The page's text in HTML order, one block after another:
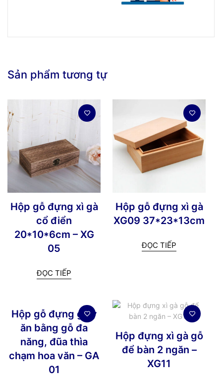
Sản phẩm tương tự
Hộp gỗ đựng xì gà
cổ điển
20*10*6cm – XG
05
ĐỌC TIẾP
Hộp gỗ đựng xì gà
XG09 37*23*13cm
ĐỌC TIẾP
Hộp gỗ đựng giấy
ăn bằng gỗ đa
năng, đũa thìa
chạm hoa văn – GA
01
Hộp đựng xì gà gỗ
để bàn 2 ngăn –
XG11